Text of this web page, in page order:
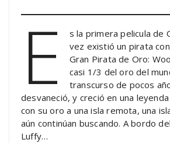
E
s la primera pelicula de
vez existió un pirata
Gran Pirata de Oro:
casi 1/3 del oro del
transcurso de pocos
desvaneció, y creció en una
con su oro a una isla remota, una
aún continúan buscando. A bordo
Luffy…